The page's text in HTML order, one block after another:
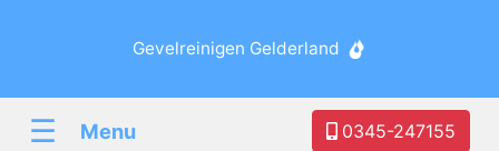
Gevelreinigen Gelderland
☰ Menu 0345-247155